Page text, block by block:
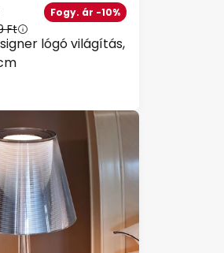
lógó világítás,
Fogy. ár -10%
Ft